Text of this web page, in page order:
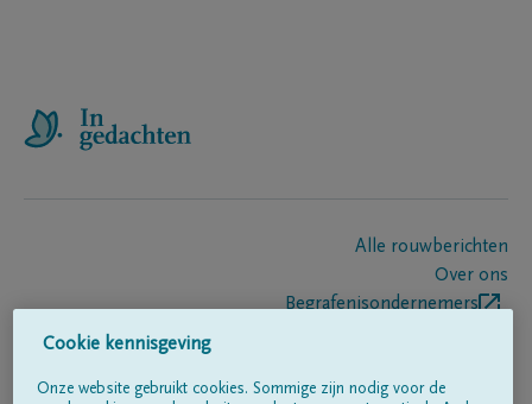
Alle rouwberichten
Over ons
Begrafenisondernemers
Cookie kennisgeving
Onze website gebruikt cookies. Sommige zijn nodig voor de